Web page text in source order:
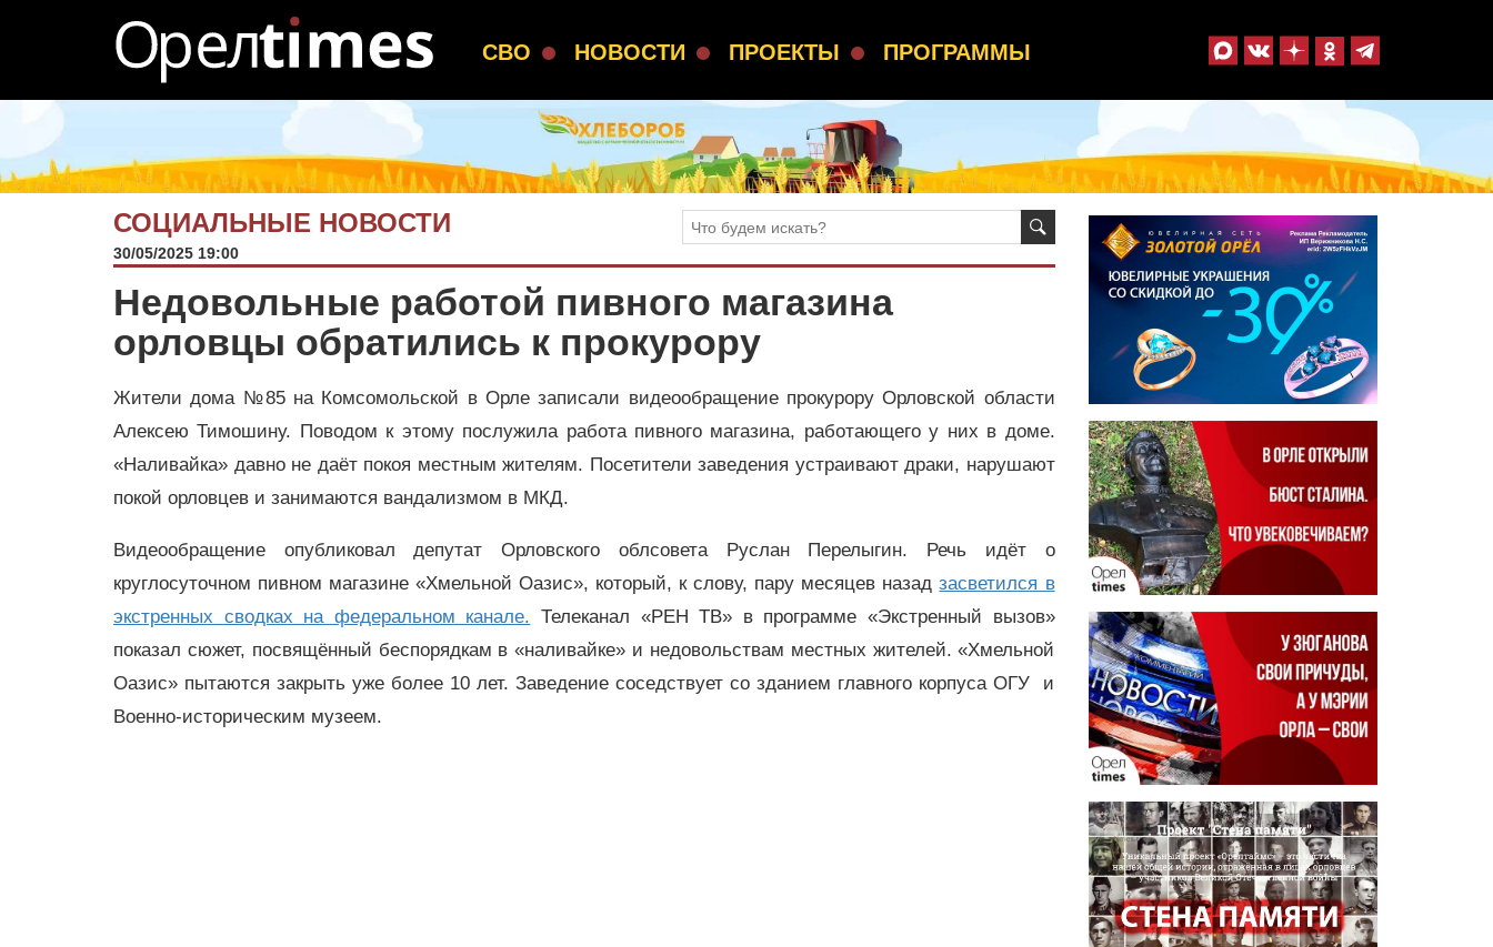
СВО НОВОСТИ ПРОЕКТЫ ПРОГРАММЫ
СОЦИАЛЬНЫЕ НОВОСТИ
30/05/2025 19:00
Недовольные работой пивного магазина
орловцы обратились к прокурору
Жители дома №85 на Комсомольской в Орле записали видеообращение прокурору Орловской области
Алексею Тимошину. Поводом к этому послужила работа пивного магазина, работающего у них в доме.
«Наливайка» давно не даёт покоя местным жителям. Посетители заведения устраивают драки, нарушают
покой орловцев и занимаются вандализмом в МКД.
Видеообращение опубликовал депутат Орловского облсовета Руслан Перелыгин. Речь идёт о
круглосуточном пивном магазине «Хмельной Оазис», который, к слову, пару месяцев назадзасветился в
экстренных сводках на федеральном канале. Телеканал «РЕН ТВ» в программе «Экстренный вызов»
показал сюжет, посвящённый беспорядкам в «наливайке» и недовольствам местных жителей. «Хмельной
Оазис» пытаются закрыть уже более 10 лет. Заведение соседствует со зданием главного корпуса ОГУ и
Военно-историческим музеем.